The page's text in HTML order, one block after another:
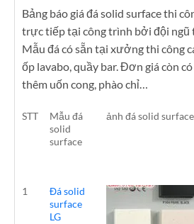
Bảng báo giá đá solid surface thi
trực tiếp tại công trình bởi đội ngũ
Mẫu đá có sẵn tại xưởng thi công
ốp lavabo, quầy bar. Đơn giá còn
thêm uốn cong, phào chỉ…
STT
Mẫu đá
solid
surface
ảnh đá solid surface
1
Đá solid
surface
LG